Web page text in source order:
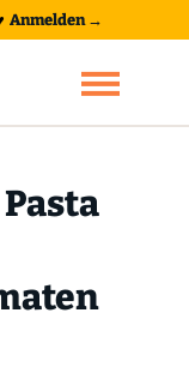
Anmelden →